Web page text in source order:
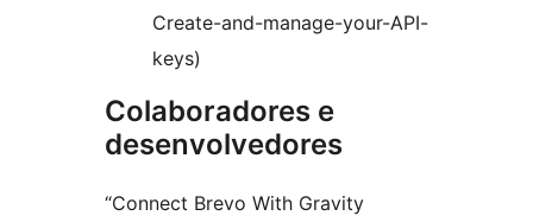
Create-and-manage-your-API-
keys)
Colaboradores e
desenvolvedores
“Connect Brevo With Gravity